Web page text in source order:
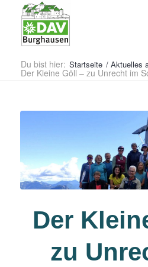
Du bist hier: Startseite / Aktuelles
Der Kleine Göll – zu Unrecht im
Der
zu